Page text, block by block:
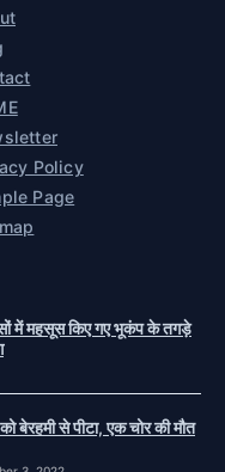
Policy
Page
में महसूस किए गए भूकंप के तगड़े
बेरहमी से पीटा, एक चोर की मौत